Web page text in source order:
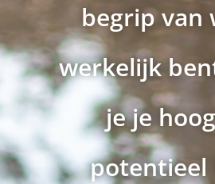
begrip van
werkelijk
je je